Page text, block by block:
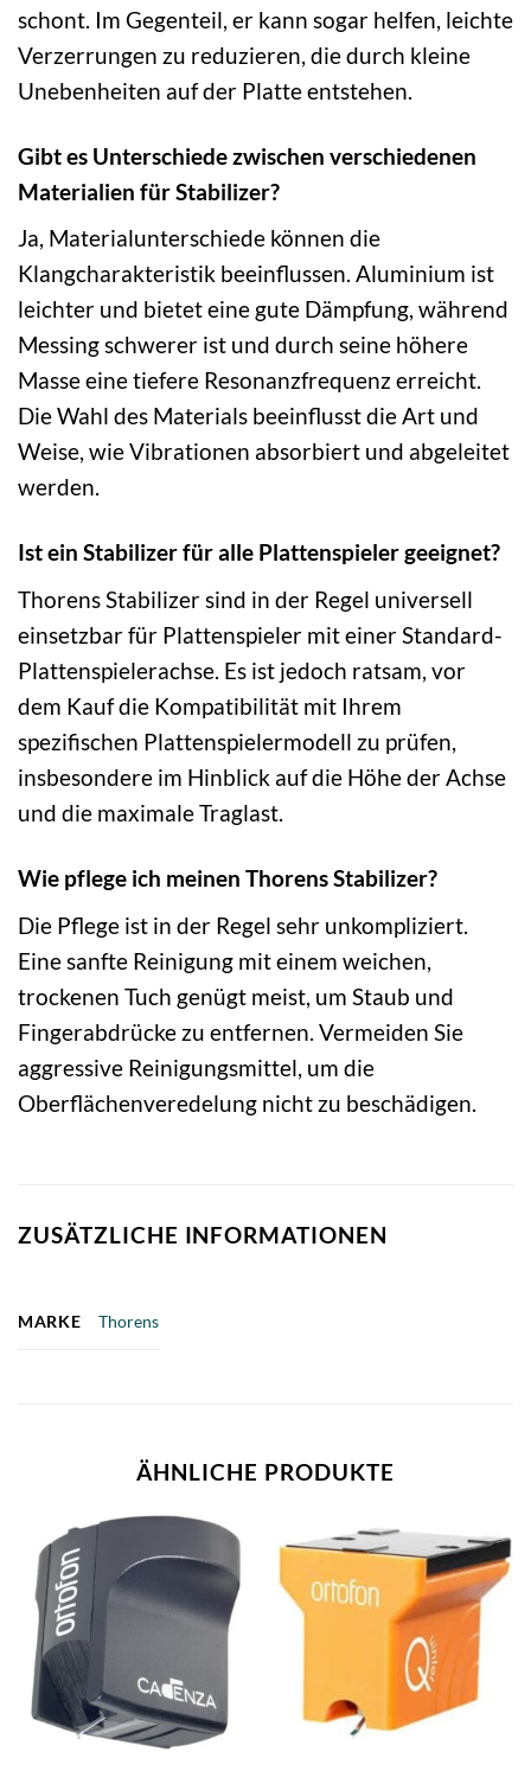
schont. Im Gegenteil, er kann sogar helfen, leichte
Verzerrungen zu reduzieren, die durch kleine
Unebenheiten auf der Platte entstehen.
Gibt es Unterschiede zwischen verschiedenen
Materialien für Stabilizer?
Ja, Materialunterschiede können die
Klangcharakteristik beeinflussen. Aluminium ist
leichter und bietet eine gute Dämpfung, während
Messing schwerer ist und durch seine höhere
Masse eine tiefere Resonanzfrequenz erreicht.
Die Wahl des Materials beeinflusst die Art und
Weise, wie Vibrationen absorbiert und abgeleitet
werden.
Ist ein Stabilizer für alle Plattenspieler geeignet?
Thorens Stabilizer sind in der Regel universell
einsetzbar für Plattenspieler mit einer Standard-
Plattenspielerachse. Es ist jedoch ratsam, vor
dem Kauf die Kompatibilität mit Ihrem
spezifischen Plattenspielermodell zu prüfen,
insbesondere im Hinblick auf die Höhe der Achse
und die maximale Traglast.
Wie pflege ich meinen Thorens Stabilizer?
Die Pflege ist in der Regel sehr unkompliziert.
Eine sanfte Reinigung mit einem weichen,
trockenen Tuch genügt meist, um Staub und
Fingerabdrücke zu entfernen. Vermeiden Sie
aggressive Reinigungsmittel, um die
Oberflächenveredelung nicht zu beschädigen.
ZUSÄTZLICHE INFORMATIONEN
MARKE Thorens
ÄHNLICHE PRODUKTE